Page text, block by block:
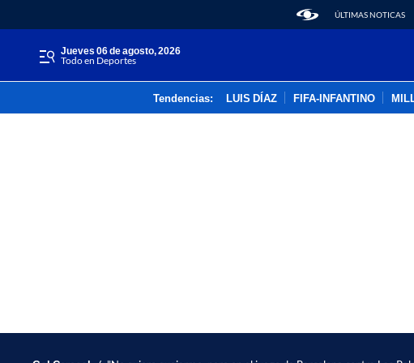
ÚLTIMAS NOTICAS
jueves 06 de agosto, 2026
Todo en Deportes
Tendencias: LUIS DÍAZ FIFA-INFANTINO